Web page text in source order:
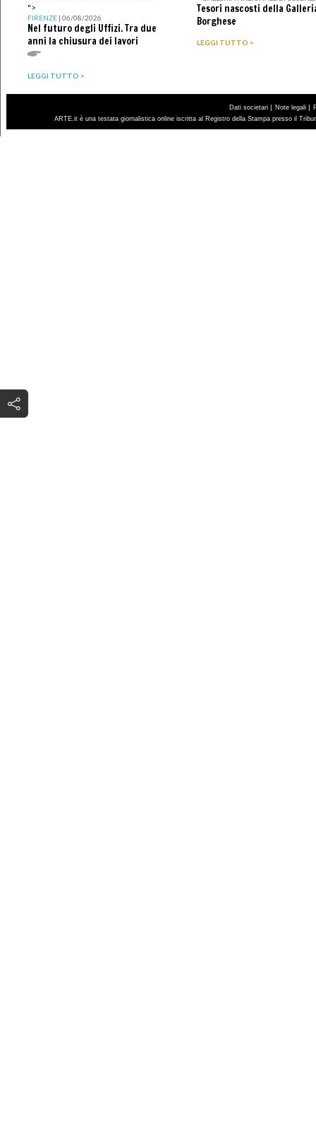
">
FIRENZE| 06/08/2026
Nel futuro degli Uffizi. Tra due
anni la chiusura dei lavori
LEGGI TUTTO >
Tesori nascosti della
Borghese
LEGGI TUTTO >
Dati societari | Note legali |
ARTE.it è una testata giornalistica online iscritta al Registro della Stampa presso il